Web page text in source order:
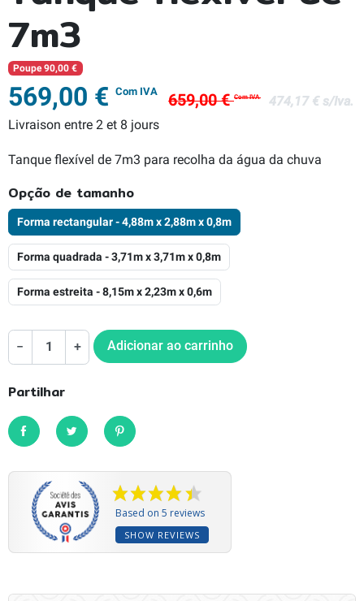
7m3
Poupe 90,00 €
569,00 € Com IVA 659,00 €Com IVA 474,17 € s/Iva.
Livraison entre 2 et 8 jours
Tanque flexível de 7m3 para recolha da água da chuva
Opção de tamanho
Forma rectangular - 4,88m x 2,88m x 0,8m
Forma quadrada - 3,71m x 3,71m x 0,8m
Forma estreita - 8,15m x 2,23m x 0,6m
− + Adicionar ao carrinho
Partilhar
PartilharTweet Pinterest
Based on 5 reviews
SHOW REVIEWS